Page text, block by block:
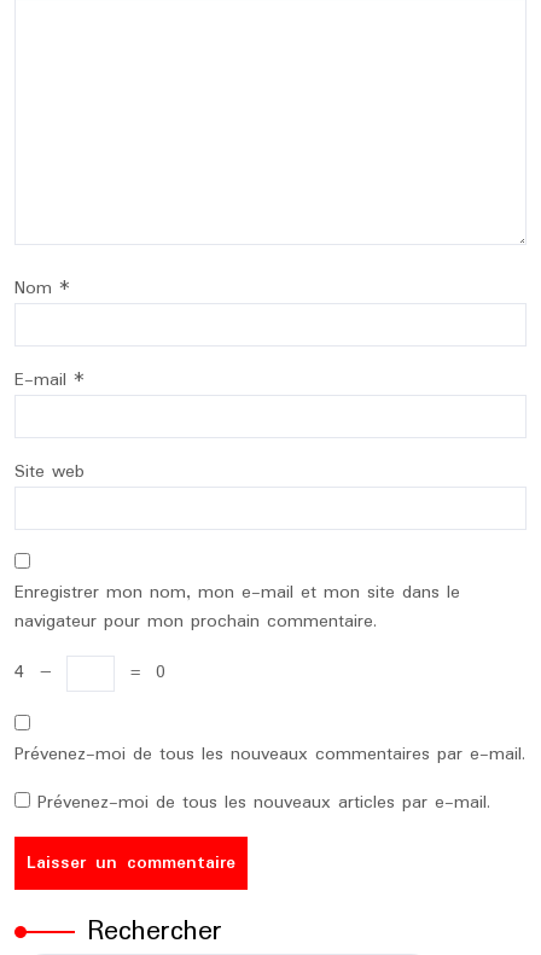
Nom *
E-mail *
Site web
Enregistrer mon nom, mon e-mail et mon site dans le
navigateur pour mon prochain commentaire.
4 − = 0
Prévenez-moi de tous les nouveaux commentaires par e-mail.
Prévenez-moi de tous les nouveaux articles par e-mail.
Rechercher